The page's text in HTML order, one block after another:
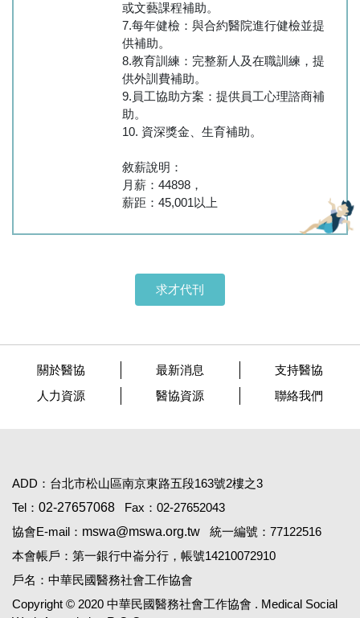
或文藝課程補助。
7.每年健檢：與合約醫院進行健檢並提
供補助。
8.教育訓練：完整新人及在職訓練，提
供外訓費補助。
9.員工協助方案：提供員工心理諮商補
助。
10. 資深獎金、生育補助。
敘薪說明：
月薪：44898，
薪距：45,001以上
求才代刊
關於醫協 最新消息
支持醫協
人力資源
醫協資源 聯絡我們
ADD：台北市松山區南京東路五段163號2樓之3
Tel： 02-27657068
Fax：02-27652043
協會E-mail： mswa@mswa.org.tw
統一編號：77122516
本會帳戶：第一銀行中崙分行，帳號14210072910
戶名：中華民國醫務社會工作協會
Copyright © 2020 中華民國醫務社會工作協會 . Medical Social